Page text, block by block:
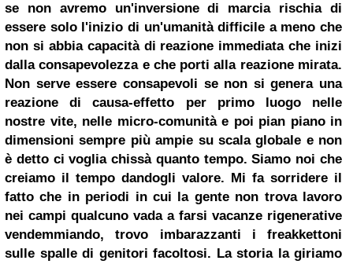
se non avremo un'inversione di marcia rischia di
essere solo l'inizio di un'umanità difficile a meno che
non si abbia capacità di reazione immediata che inizi
dalla consapevolezza e che porti alla reazione mirata.
Non serve essere consapevoli se non si genera una
reazione di causa-effetto per primo luogo nelle
nostre vite, nelle micro-comunità e poi pian piano in
dimensioni sempre più ampie su scala globale e non
è detto ci voglia chissà quanto tempo. Siamo noi che
creiamo il tempo dandogli valore. Mi fa sorridere il
fatto che in periodi in cui la gente non trova lavoro
nei campi qualcuno vada a farsi vacanze rigenerative
vendemmiando, trovo imbarazzanti i freakkettoni
sulle spalle di genitori facoltosi. La storia la giriamo